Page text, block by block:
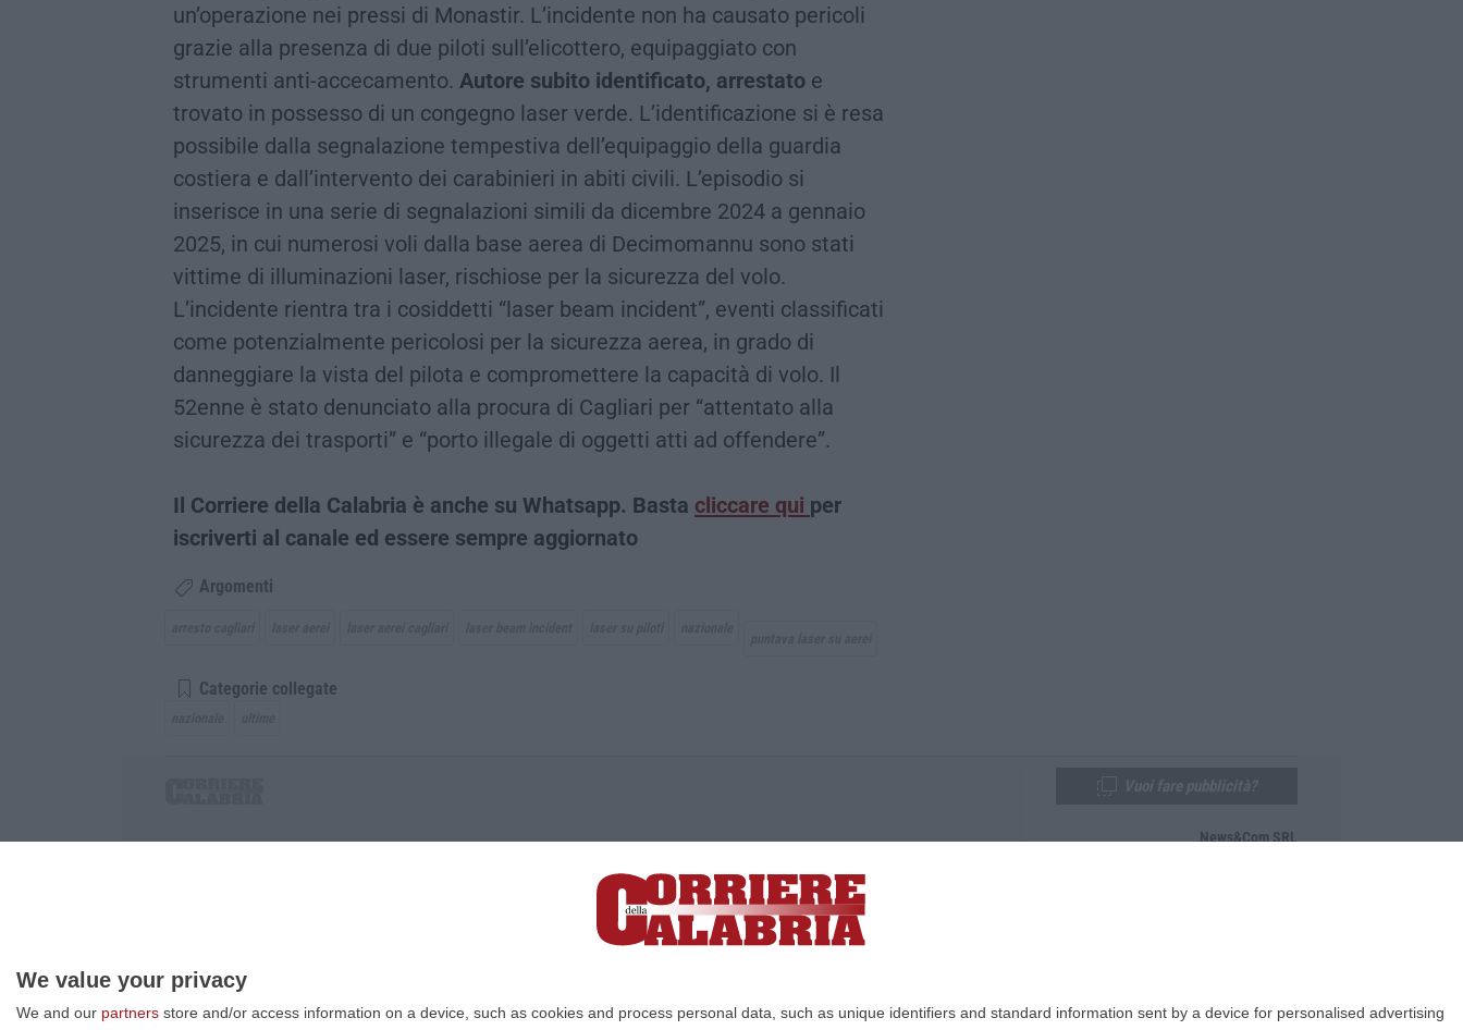
We value your privacy
We and our partners store and/or access information on a device, such as cookies and process personal data, such as unique identifiers and standard information sent by a device for personalised advertising
un’operazione nei pressi di Monastir. L’incidente non ha causato pericoli
grazie alla presenza di due piloti sull’elicottero, equipaggiato con
strumenti anti-accecamento. Autore subito identificato, arrestato e
trovato in possesso di un congegno laser verde. L’identificazione si è resa
possibile dalla segnalazione tempestiva dell’equipaggio della guardia
costiera e dall’intervento dei carabinieri in abiti civili. L’episodio si
inserisce in una serie di segnalazioni simili da dicembre 2024 a gennaio
2025, in cui numerosi voli dalla base aerea di Decimomannu sono stati
vittime di illuminazioni laser, rischiose per la sicurezza del volo.
L’incidente rientra tra i cosiddetti “laser beam incident”, eventi classificati
come potenzialmente pericolosi per la sicurezza aerea, in grado di
danneggiare la vista del pilota e compromettere la capacità di volo. Il
52enne è stato denunciato alla procura di Cagliari per “attentato alla
sicurezza dei trasporti” e “porto illegale di oggetti atti ad offendere”.
Il Corriere della Calabria è anche su Whatsapp. Basta cliccare qui per
iscriverti al canale ed essere sempre aggiornato
Argomenti
Categorie collegate
P.IVA. 03199620794, Via del mare 6/G, S.Eufemia, Lamezia Terme (CZ)
Iscrizione tribunale di Lamezia Terme 5/2011 - Direttore responsabile Paola Militano |Privacy
News&Com SRL